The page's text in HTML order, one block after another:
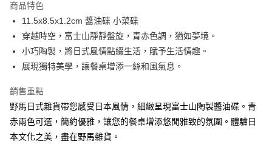
合作金庫商業銀行
華南商業銀行
上海商業儲蓄銀行
台北富邦商業銀行
國泰世華商業銀行
兆豐國際商業銀行
臺灣中小企業銀行
台中商業銀行
聯邦商業銀行
元大商業銀行
永豐商業銀行
台新國際商業銀行
中國信託商業銀行
台灣樂天信用卡公司
LINE Pay
Apple Pay
悠遊付
Google Pay
商品特色
11.5x8.5x1.2cm 醬油碟 小菜碟
穿越時空，富士山靜靜盤旋，青赤色調，猶如夢境。
小巧陶製，將日式風情點綴生活，賦予生活情趣。
展現獨特美學，讓餐桌增添一絲和風氣息。
銷售重點
野馬日式雜貨帶您感受日本風情，細緻呈現富士山陶製醬油碟。青
赤兩色可選，簡約優雅，讓您的餐桌增添悠閒雅致的氛圍。體驗日
本文化之美，盡在野馬雜貨。